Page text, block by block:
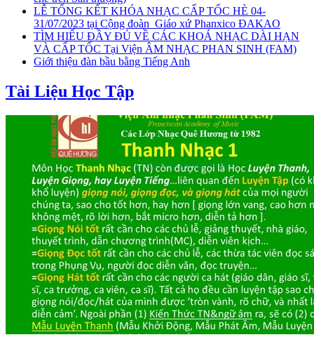
LỄ TỔNG KẾT KHÓA NHẠC CẤP TỐC HÈ 04-
31/07/2023 tại Cộng đoàn_Giáo xứ Phanxico ĐAKAO
TÌM HIỂU ĐẦY ĐỦ VỀ CÁC KHOÁ NHẠC DÀI HẠN
VÀ CẤP TỐC Tại Viện ÂM NHẠC PHAN SINH (FAM)
Giới thiệu đàn bầu bằng Tiếng Anh
Tài Liệu Học Tập